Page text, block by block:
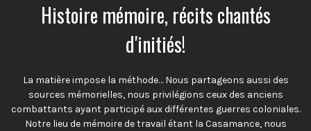
Histoire mémoire, récits chantés
d'initiés!
La matière impose la méthode… Nous partageons aussi des
sources mémorielles, nous privilégions ceux des anciens
combattants ayant participé aux différentes guerres coloniales.
Notre lieu de mémoire de travail étant la Casamance, nous